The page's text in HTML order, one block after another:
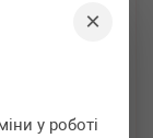
×
у роботі
20